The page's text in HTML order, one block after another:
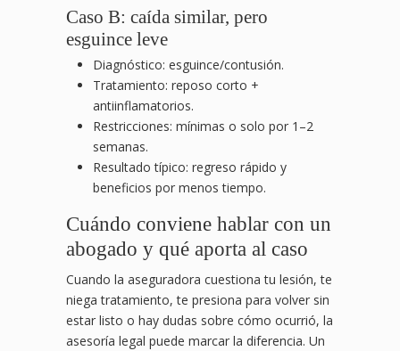
Caso B: caída similar, pero
esguince leve
Diagnóstico: esguince/contusión.
Tratamiento: reposo corto +
antiinflamatorios.
Restricciones: mínimas o solo por 1–2
semanas.
Resultado típico: regreso rápido y
beneficios por menos tiempo.
Cuándo conviene hablar con un
abogado y qué aporta al caso
Cuando la aseguradora cuestiona tu lesión, te
niega tratamiento, te presiona para volver sin
estar listo o hay dudas sobre cómo ocurrió, la
asesoría legal puede marcar la diferencia. Un